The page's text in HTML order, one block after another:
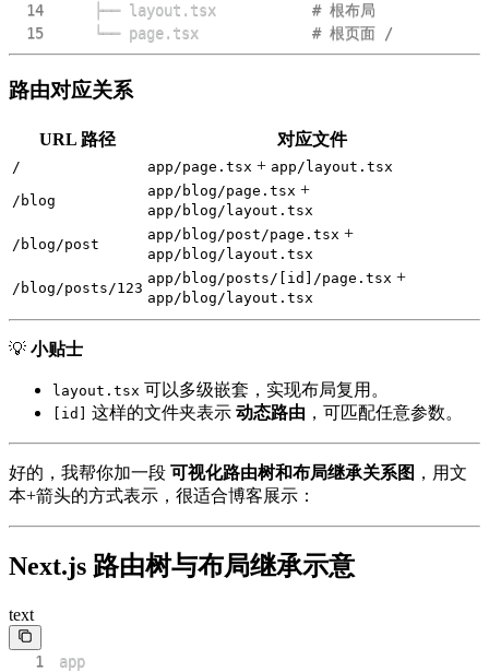
14
    ├── layout.tsx
# 根布局
15
    └── page.tsx
# 根页面 /
路由对应关系
URL 路径 对应文件
/ app/page.tsx + app/layout.tsx
/blog
app/blog/page.tsx +
app/blog/layout.tsx
/blog/post
app/blog/post/page.tsx +
app/blog/layout.tsx
/blog/posts/123
app/blog/posts/[id]/page.tsx +
app/blog/layout.tsx
💡 小贴士
layout.tsx 可以多级嵌套，实现布局复用。
[id] 这样的文件夹表示 动态路由 ，可匹配任意参数。
好的，我帮你加一段 可视化路由树和布局继承关系图 ，用文
本+箭头的方式表示，很适合博客展示：
Next.js 路由树与布局继承示意
text
1
app